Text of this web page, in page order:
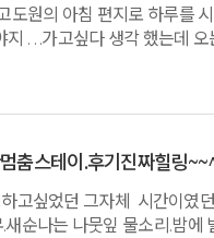
도원의 아침 편지로 하루를
지 . . .가고싶다 생각 했는데
? 잠깐 생각도 했었는데프
향기, 바람소리, 새소리. .
못찾았거든요~~~ ^^**
춤스테이.후기진짜힐링
하고싶었던 그자체 시간이
새순나는 나뭇잎 물소리.밤